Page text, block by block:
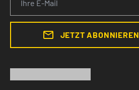
JETZT ABONNIEREN